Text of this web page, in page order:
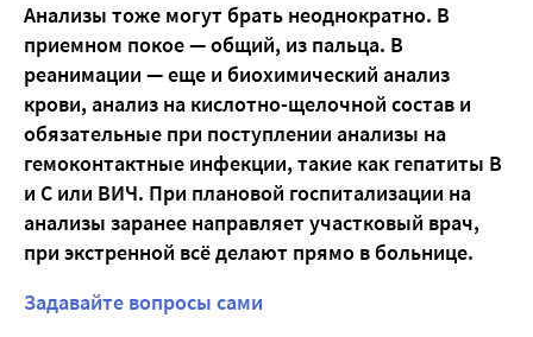
Анализы тоже могут брать неоднократно. В
приемном покое — общий, из пальца. В
реанимации — еще и биохимический анализ
крови, анализ на кислотно-щелочной состав и
обязательные при поступлении анализы на
гемоконтактные инфекции, такие как гепатиты В
и С или ВИЧ. При плановой госпитализации на
анализы заранее направляет участковый врач,
при экстренной всё делают прямо в больнице.
Задавайте вопросы сами